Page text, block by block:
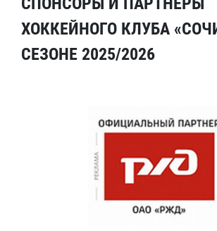
ХОККЕЙНОГО КЛУБА
СЕЗОНЕ 2025/2026